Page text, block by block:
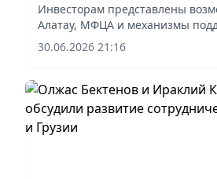
Инвесторам представлены
Алатау, МФЦА и механизмы
«Байтерек», сообщает
30.06.2026 21:16